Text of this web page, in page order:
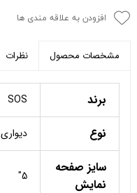
افزودن به علاقه مندی ها
مشخصات محصول نظرات
برند SOS
نوع دیواری
سایز صفحه
نمایش
5"